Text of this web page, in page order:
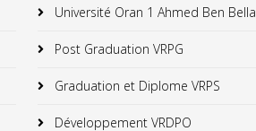
Université Oran 1 Ahmed Ben Bella
Post Graduation VRPG
Graduation et Diplome VRPS
Développement VRDPO